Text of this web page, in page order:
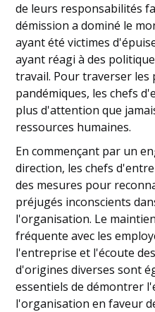
de leurs responsabilités
démission a dominé le
ayant été victimes
ayant réagi à des
travail. Pour traverser les
pandémiques, les chefs
plus d'attention que
ressources humaines.
En commençant par un
direction, les chefs
des mesures pour
préjugés inconscients
l'organisation. Le
fréquente avec les
l'entreprise et l'écoute
d'origines diverses sont
essentiels de démontrer
l'organisation en faveur